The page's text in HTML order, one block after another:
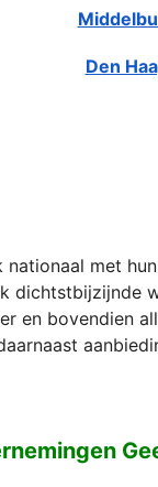
Den
met
dichtstbijzijnde
en bovendien